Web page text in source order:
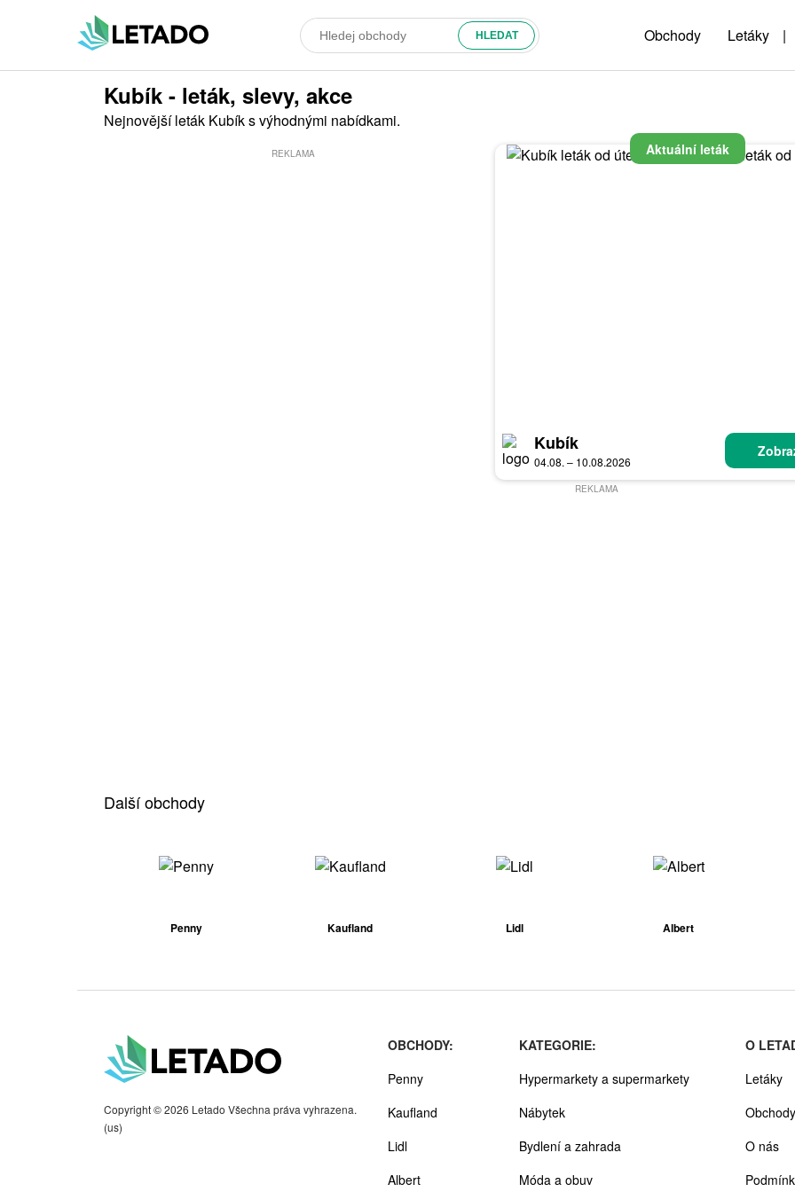
Obchody Letáky |
Kubík - leták, slevy, akce
Nejnovější leták Kubík s výhodnými nabídkami.
REKLAMA Aktuální leták
Kubík
04.08. – 10.08.2026
REKLAMA
Další obchody
Penny Kaufland Lidl Albert
Copyright © 2026 Letado Všechna práva vyhrazena.
(us)
OBCHODY:
Penny
Kaufland
Lidl
Albert
KATEGORIE:
Hypermarkety a supermarkety
Nábytek
Bydlení a zahrada
Móda a obuv
O
Letáky
Obchody
O nás